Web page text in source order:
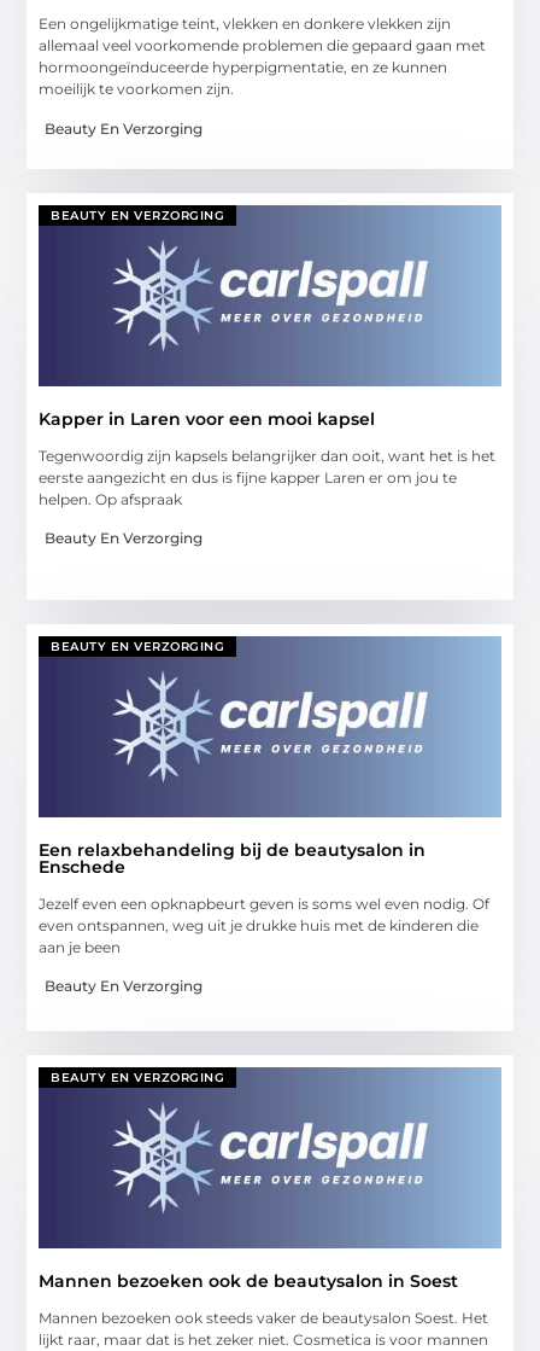
Een ongelijkmatige teint, vlekken en donkere vlekken zijn
allemaal veel voorkomende problemen die gepaard gaan met
hormoongeïnduceerde hyperpigmentatie, en ze kunnen
moeilijk te voorkomen zijn.
Beauty En Verzorging
BEAUTY EN VERZORGING
Kapper in Laren voor een mooi kapsel
Tegenwoordig zijn kapsels belangrijker dan ooit, want het is het
eerste aangezicht en dus is fijne kapper Laren er om jou te
helpen. Op afspraak
Beauty En Verzorging
BEAUTY EN VERZORGING
Een relaxbehandeling bij de beautysalon in
Enschede
Jezelf even een opknapbeurt geven is soms wel even nodig. Of
even ontspannen, weg uit je drukke huis met de kinderen die
aan je been
Beauty En Verzorging
BEAUTY EN VERZORGING
Mannen bezoeken ook de beautysalon in Soest
Mannen bezoeken ook steeds vaker de beautysalon Soest. Het
lijkt raar, maar dat is het zeker niet. Cosmetica is voor mannen